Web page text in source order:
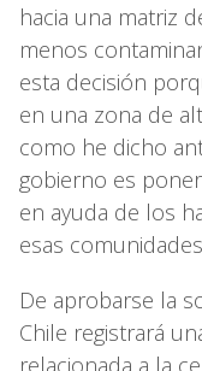
hacia una matriz
menos
esta decisión
en una zona de
como he dicho
gobierno es
en ayuda de los
esas
De aprobarse la
Chile registrará
relacionada a la